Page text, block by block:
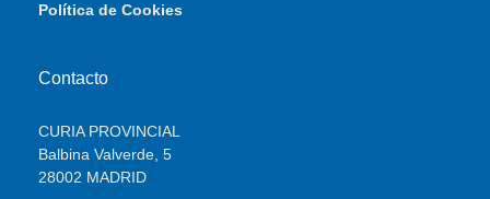
Política de Cookies
Contacto
CURIA PROVINCIAL
Balbina Valverde, 5
28002 MADRID